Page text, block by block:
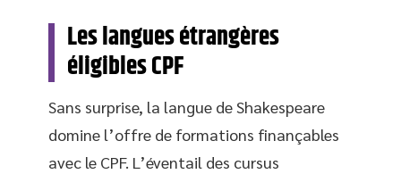
Les langues étrangères
éligibles CPF
Sans surprise, la langue de Shakespeare
domine l’offre de formations finançables
avec le CPF. L’éventail des cursus